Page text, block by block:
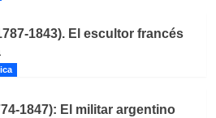
1843). El escultor francés
1847): El militar argentino